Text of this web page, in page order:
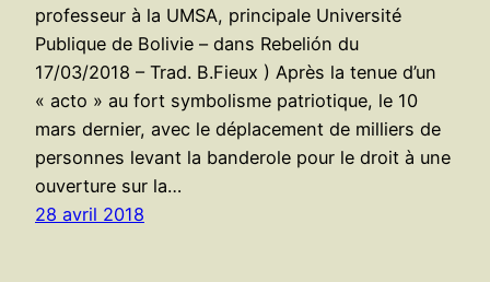
professeur à la UMSA, principale Université
Publique de Bolivie – dans Rebelión du
17/03/2018 – Trad. B.Fieux ) Après la tenue d’un
« acto » au fort symbolisme patriotique, le 10
mars dernier, avec le déplacement de milliers de
personnes levant la banderole pour le droit à une
ouverture sur la…
28 avril 2018